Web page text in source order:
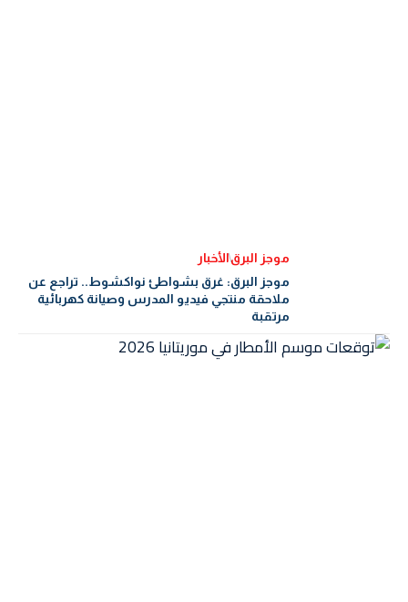
موجز البرقالأخبار
موجز البرق: غرق بشواطئ نواكشوط.. تراجع عن
ملاحقة منتجي فيديو المدرس وصيانة كهربائية
مرتقبة